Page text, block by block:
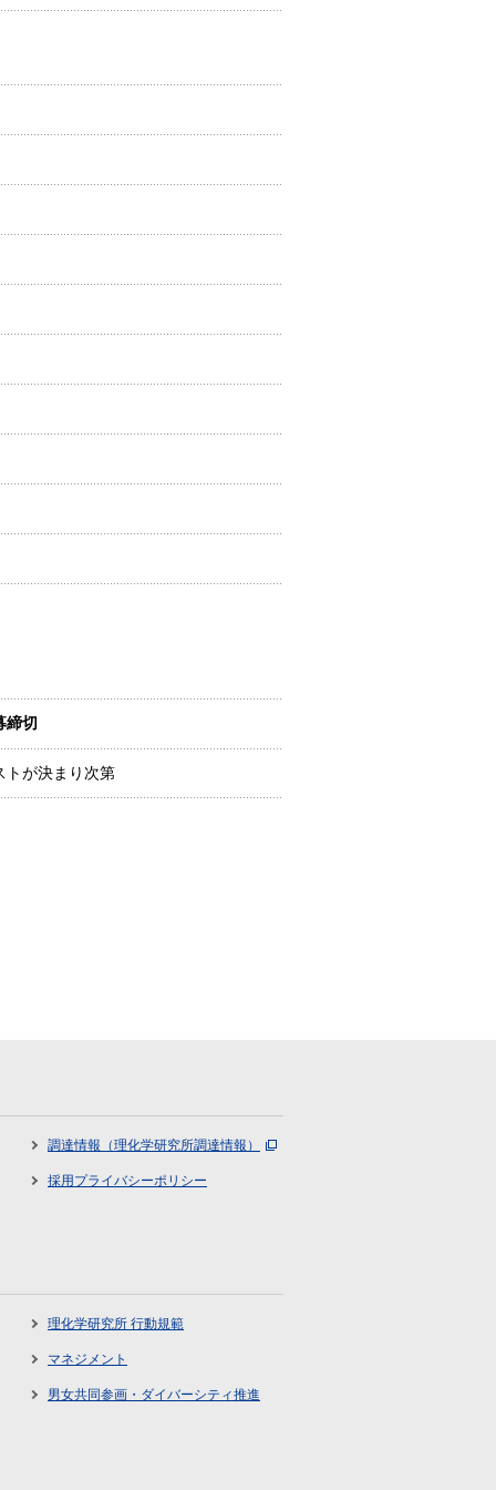
締切
トが決まり次第
調達情報（理化学研究所調達情報）
採用プライバシーポリシー
理化学研究所 行動規範
マネジメント
男女共同参画・ダイバーシティ推進